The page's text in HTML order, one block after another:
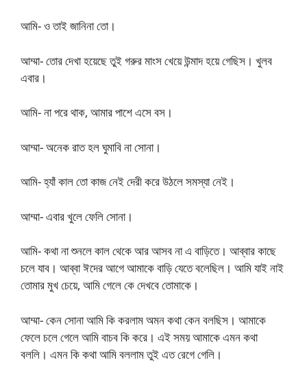
আমি- ও তাই জানিনা তো।
আম্মা- তোর দেখা হয়েছে তুই গরুর মাংস খেয়ে উন্মাদ হয়ে গেছিস। খুলব
এবার।
আমি- না পরে থাক, আমার পাশে এসে বস।
আম্মা- অনেক রাত হল ঘুমাবি না সোনা।
আমি- হ্যাঁ কাল তো কাজ নেই দেরী করে উঠলে সমস্যা নেই।
আম্মা- এবার খুলে ফেলি সোনা।
আমি- কথা না শুনলে কাল থেকে আর আসব না এ বাড়িতে। আব্বার কাছে
চলে যাব। আব্বা ঈদের আগে আমাকে বাড়ি যেতে বলেছিল। আমি যাই নাই
তোমার মুখ চেয়ে, আমি গেলে কে দেখবে তোমাকে।
আম্মা- কেন সোনা আমি কি করলাম অমন কথা কেন বলছিস। আমাকে
ফেলে চলে গেলে আমি বাচব কি করে। এই সময় আমাকে এমন কথা
বললি। এমন কি কথা আমি বললাম তুই এত রেগে গেলি।